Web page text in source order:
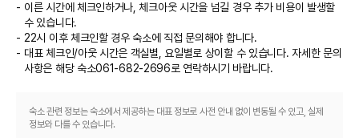
이른 시간에 체크인하거나, 체크아웃 시간을 넘길 경우 추가 비용이 발생할
수 있습니다.
22시 이후 체크인할 경우 숙소에 직접 문의해야 합니다.
대표 체크인/아웃 시간은 객실별, 요일별로 상이할 수 있습니다. 자세한 문의
사항은 해당 숙소061-682-2696로 연락하시기 바랍니다.
숙소 관련 정보는 숙소에서 제공하는 대표 정보로 사전 안내 없이 변동될 수 있고, 실제
정보와 다를 수 있습니다.